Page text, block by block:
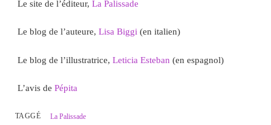
Le site de l’éditeur, La Palissade
Le blog de l’auteure, Lisa Biggi(en italien)
Le blog de l’illustratrice, Leticia Esteban (en espagnol)
L’avis de Pépita
TAGGÉ La Palissade